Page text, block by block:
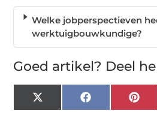
Welke jobperspectieven
werktuigbouwkundige?
Goed artikel? Deel
X
(Twitter)
Facebook